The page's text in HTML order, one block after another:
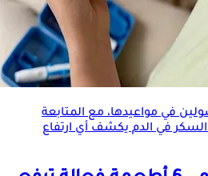
في مواعيدها، مع المتابعة
في الدم يكشف أي ارتفاع